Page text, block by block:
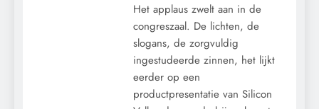
Het applaus zwelt aan in de
congreszaal. De lichten, de
slogans, de zorgvuldig
ingestudeerde zinnen, het lijkt
eerder op een
productpresentatie van Silicon